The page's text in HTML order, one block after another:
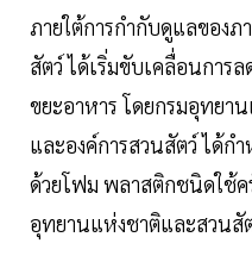
ภายใต้การกำกับดูแลของ
สัตว์ ได้เริ่มขับเคลื่อนการ
ขยะอาหาร โดยกรมอุทย
และองค์การสวนสัตว์ ได้
ด้วยโฟม พลาสติกชนิดใช้ค
อุทยานแห่งชาติและสวนสั